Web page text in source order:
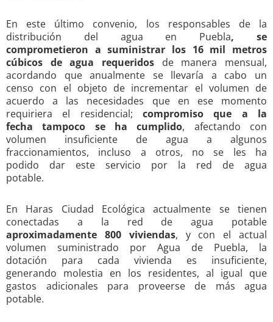
En este último convenio, los responsables de la
distribución del agua en Puebla, se
comprometieron a suministrar los 16 mil metros
cúbicos de agua requeridos de manera mensual,
acordando que anualmente se llevaría a cabo un
censo con el objeto de incrementar el volumen de
acuerdo a las necesidades que en ese momento
requiriera el residencial; compromiso que a la
fecha tampoco se ha cumplido, afectando con
volumen insuficiente de agua a algunos
fraccionamientos, incluso a otros, no se les ha
podido dar este servicio por la red de agua
potable.
En Haras Ciudad Ecológica actualmente se tienen
conectadas a la red de agua potable
aproximadamente 800 viviendas, y con el actual
volumen suministrado por Agua de Puebla, la
dotación para cada vivienda es insuficiente,
generando molestia en los residentes, al igual que
gastos adicionales para proveerse de más agua
potable.